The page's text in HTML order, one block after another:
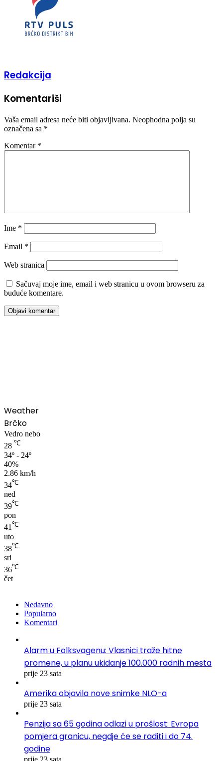
Redakcija
Komentariši
Vaša email adresa neće biti objavljivana. Neophodna polja su
označena sa *
Komentar *
Ime *
Email *
Web stranica
Sačuvaj moje ime, email i web stranicu u ovom browseru za
buduće komentare.
Weather
Brčko
Vedro nebo
28 ℃
34º - 24º
40%
2.86 km/h
34℃
ned
39℃
pon
41℃
uto
38℃
sri
36℃
čet
Nedavno
Popularno
Komentari
Alarm u Folksvagenu: Vlasnici traže hitne
promene, u planu ukidanje 100.000 radnih mesta
prije 23 sata
Amerika objavila nove snimke NLO-a
prije 23 sata
Penzija sa 65 godina odlazi u prošlost: Evropa
pomjera granicu, negdje će se raditi i do 74.
godine